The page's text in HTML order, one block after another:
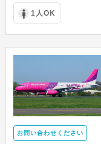
1人OK
お問い合わせください